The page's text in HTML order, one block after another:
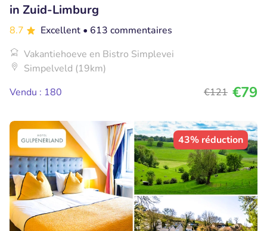
in Zuid-Limburg
8.7 Excellent • 613 commentaires
Vakantiehoeve en Bistro Simplevei
Simpelveld (19km)
Vendu : 180
€121 €79
43% réduction